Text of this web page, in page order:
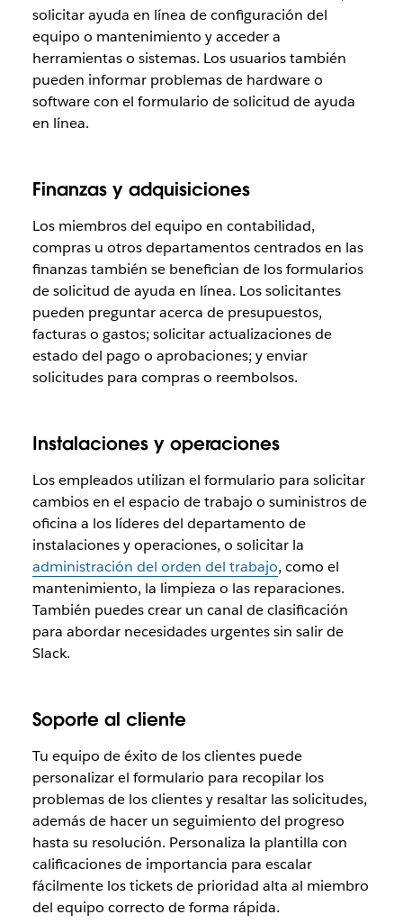
solicitar ayuda en línea de configuración del
equipo o mantenimiento y acceder a
herramientas o sistemas. Los usuarios también
pueden informar problemas de hardware o
software con el formulario de solicitud de ayuda
en línea.
Finanzas y adquisiciones
Los miembros del equipo en contabilidad,
compras u otros departamentos centrados en las
finanzas también se benefician de los formularios
de solicitud de ayuda en línea. Los solicitantes
pueden preguntar acerca de presupuestos,
facturas o gastos; solicitar actualizaciones de
estado del pago o aprobaciones; y enviar
solicitudes para compras o reembolsos.
Instalaciones y operaciones
Los empleados utilizan el formulario para solicitar
cambios en el espacio de trabajo o suministros de
oficina a los líderes del departamento de
instalaciones y operaciones, o solicitar la
administración del orden del trabajo, como el
mantenimiento, la limpieza o las reparaciones.
También puedes crear un canal de clasificación
para abordar necesidades urgentes sin salir de
Slack.
Soporte al cliente
Tu equipo de éxito de los clientes puede
personalizar el formulario para recopilar los
problemas de los clientes y resaltar las solicitudes,
además de hacer un seguimiento del progreso
hasta su resolución. Personaliza la plantilla con
calificaciones de importancia para escalar
fácilmente los tickets de prioridad alta al miembro
del equipo correcto de forma rápida.